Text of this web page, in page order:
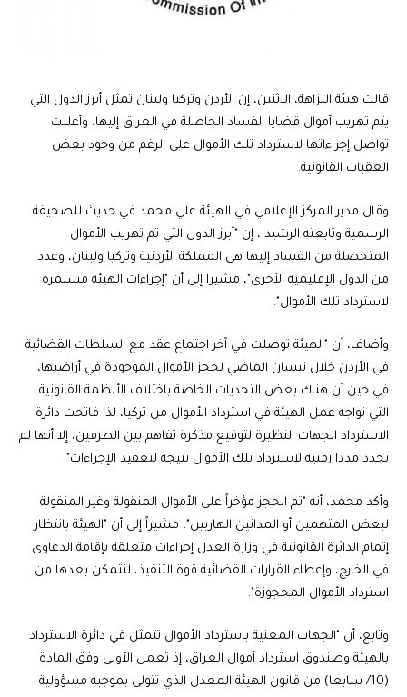
قالت هيئة النزاهة، الاثنين، إن الأردن وتركيا ولبنان تمثل أبرز الدول التي
يتم تهريب أموال قضايا الفساد الحاصلة في العراق إليها، وأعلنت
تواصل إجراءاتها لاسترداد تلك الأموال على الرغم من وجود بعض
العقبات القانونية.
وقال مدير المركز الإعلامي في الهيئة علي محمد في حديث للصحيفة
الرسمية وتابعته الرشيد ، إن "أبرز الدول التي تم تهريب الأموال
المتحصلة من الفساد إليها هي المملكة الأردنية وتركيا ولبنان، وعدد
من الدول الإقليمية الأخرى"، مشيرا إلى أن "إجراءات الهيئة مستمرة
لاسترداد تلك الأموال".
وأضاف، أن "الهيئة توصلت في آخر اجتماع عقد مع السلطات القضائية
في الأردن خلال نيسان الماضي لحجز الأموال الموجودة في أراضيها،
في حين أن هناك بعض التحديات الخاصة باختلاف الأنظمة القانونية
التي تواجه عمل الهيئة في استرداد الأموال من تركيا، لذا فاتحت دائرة
الاسترداد الجهات النظيرة لتوقيع مذكرة تفاهم بين الطرفين، إلا أنها لم
تحدد مددا زمنية لاسترداد تلك الأموال نتيجة لتعقيد الإجراءات".
وأكد محمد، أنه "تم الحجز مؤخراً على الأموال المنقولة وغير المنقولة
لبعض المتهمين أو المدانين الهاربين"، مشيراً إلى أن "الهيئة بانتظار
إتمام الدائرة القانونية في وزارة العدل إجراءات متعلقة بإقامة الدعاوى
في الخارج، وإعطاء القرارات القضائية قوة التنفيذ، لنتمكن بعدها من
استرداد الأموال المحجوزة".
وتابع، أن "الجهات المعنية باسترداد الأموال تتمثل في دائرة الاسترداد
بالهيئة وصندوق استرداد أموال العراق، إذ تعمل الأولى وفق المادة
(10/ سابعا) من قانون الهيئة المعدل الذي تتولى بموجبه مسؤولية